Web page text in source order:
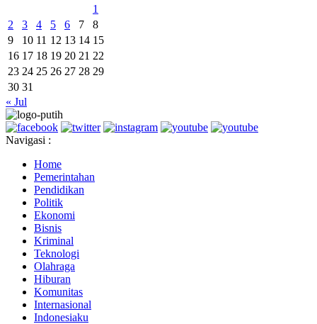
1
2
3 4 5 6 7
8
9
10 11 12 13 14 15
16 17 18 19 20 21 22
23 24 25 26 27 28 29
30 31
« Jul
Navigasi :
Home
Pemerintahan
Pendidikan
Politik
Ekonomi
Bisnis
Kriminal
Teknologi
Olahraga
Hiburan
Komunitas
Internasional
Indonesiaku